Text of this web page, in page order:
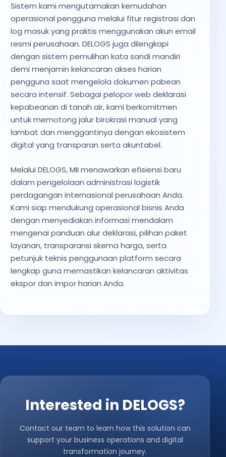
Sistem kami mengutamakan kemudahan
operasional pengguna melalui fitur registrasi dan
log masuk yang praktis menggunakan akun email
resmi perusahaan. DELOGS juga dilengkapi
dengan sistem pemulihan kata sandi mandiri
demi menjamin kelancaran akses harian
pengguna saat mengelola dokumen pabean
secara intensif. Sebagai pelopor web deklarasi
kepabeanan di tanah air, kami berkomitmen
untuk memotong jalur birokrasi manual yang
lambat dan menggantinya dengan ekosistem
digital yang transparan serta akuntabel.
Melalui DELOGS, MII menawarkan efisiensi baru
dalam pengelolaan administrasi logistik
perdagangan internasional perusahaan Anda.
Kami siap mendukung operasional bisnis Anda
dengan menyediakan informasi mendalam
mengenai panduan alur deklarasi, pilihan paket
layanan, transparansi skema harga, serta
petunjuk teknis penggunaan platform secara
lengkap guna memastikan kelancaran aktivitas
ekspor dan impor harian Anda.
Interested in DELOGS?
Contact our team to learn how this solution can
support your business operations and digital
transformation journey.